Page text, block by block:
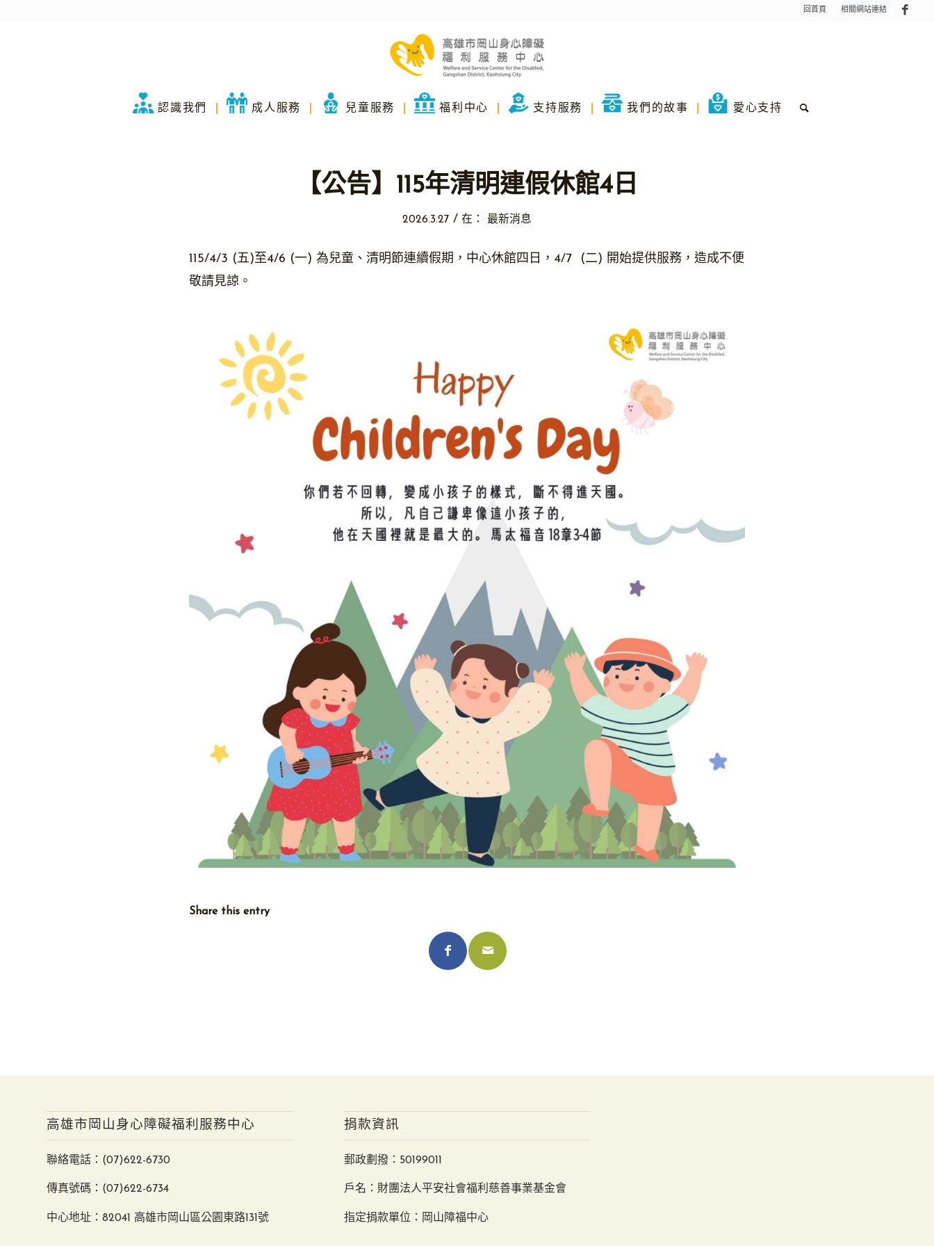
回首頁 相關網站連結
認識我們 成人服務 兒童服務 福利中心 支持服務 我們的故事 愛心支持
【公告】115年清明連假休館4日
2026.3.27 / 在： 最新消息
115/4/3 (五)至4/6 (一) 為兒童、清明節連續假期，中心休館四日，4/7 (二) 開始提供服務，造成不便
敬請見諒。
Share this entry
高雄市岡山身心障礙福利服務中心
聯絡電話： (07)622-6730
傳真號碼：(07)622-6734
中心地址：82041 高雄市岡山區公園東路131號
捐款資訊
郵政劃撥：50199011
戶名：財團法人平安社會福利慈善事業基金會
指定捐款單位：岡山障福中心